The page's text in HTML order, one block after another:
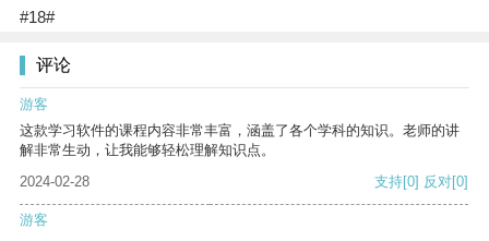
#18#
评论
游客
这款学习软件的课程内容非常丰富，涵盖了各个学科的知识。老师的讲
解非常生动，让我能够轻松理解知识点。
2024-02-28
支持[0] 反对[0]
游客